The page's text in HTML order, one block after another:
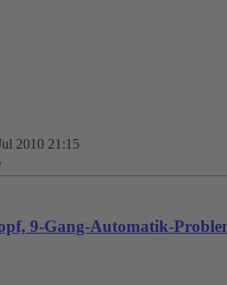
2010 21:15
9-Gang-Automatik-